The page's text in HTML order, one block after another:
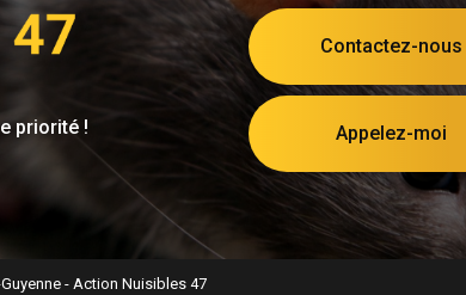
priorité !
Contactez-nous
Appelez-moi
- Action Nuisibles 47